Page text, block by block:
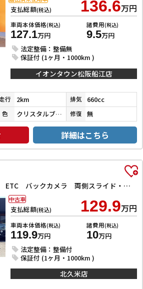
支払総額(税込) 136.6万円
車両本体価格(税込)
127.1万円
諸費用(税込)
9.5万円
法定整備：整備無
保証付 (1ヶ月・1000km )
イオンタウン松阪船江店
行 2km 排気 660cc
色 クリスタルブラックパール 修復 無
詳細はこちら
L ドライブレコーダー ETC バックカメラ 両側スライド・片側電動 クリアランスソナー オートクルーズコントロール レーンアシスト 衝突被害軽減システム オートライト スマートキー アイドリングストップ
支払総額(税込) 129.9万円
車両本体価格(税込)
119.9万円
諸費用(税込)
10万円
法定整備：整備付
保証付 (1ヶ月・1000km )
中古車
北久米店